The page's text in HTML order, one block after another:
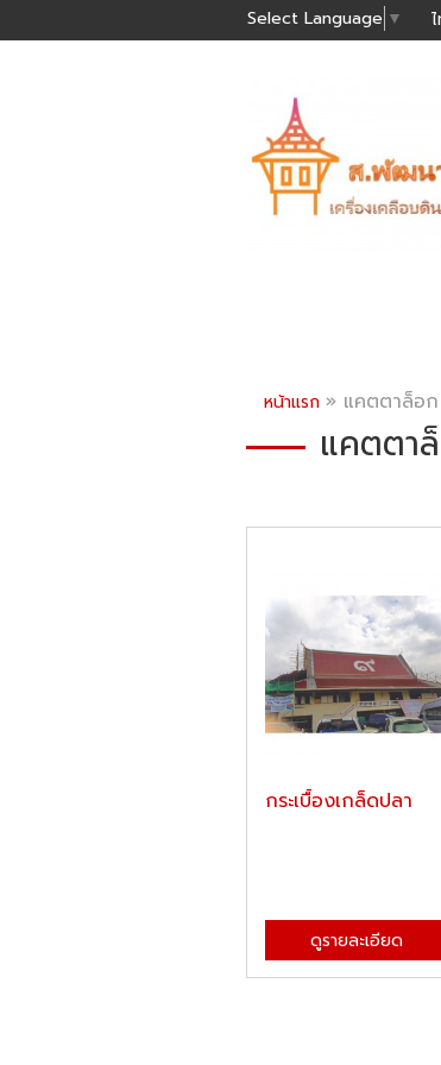
Select Language ▼
หน้าแรก » แคตตาล็อก
แคตตา
กระเบื้องเกล็ดปลา
ดูรายละเอียด